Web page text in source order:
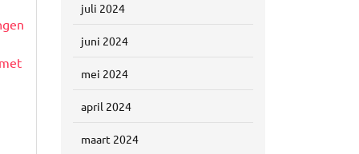
juli 2024
juni 2024
mei 2024
april 2024
maart 2024